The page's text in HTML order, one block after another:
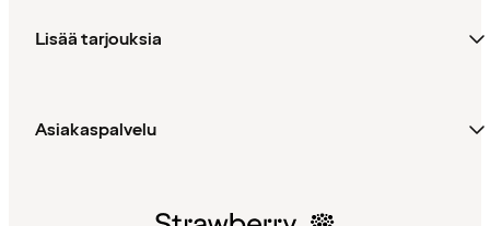
Lisää tarjouksia
Asiakaspalvelu